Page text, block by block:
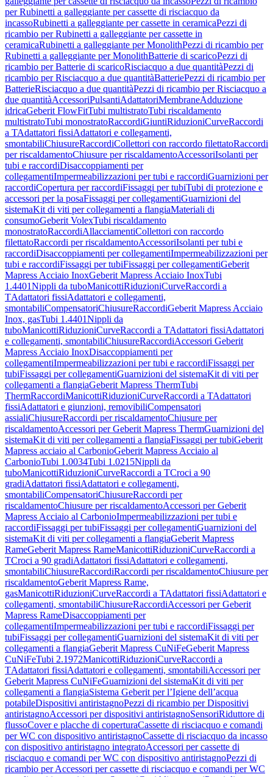
per Rubinetti a galleggiante per cassette di risciacquo da
incassoRubinetti a galleggiante per cassette in ceramicaPezzi di
ricambio per Rubinetti a galleggiante per cassette in
ceramicaRubinetti a galleggiante per MonolithPezzi di ricambio per
Rubinetti a galleggiante per MonolithBatterie di scaricoPezzi di
ricambio per Batterie di scaricoRisciacquo a due quantitàPezzi di
ricambio per Risciacquo a due quantitàBatteriePezzi di ricambio per
BatterieRisciacquo a due quantitàPezzi di ricambio per Risciacquo a
due quantitàAccessoriPulsantiAdattatoriMembraneAdduzione
idricaGeberit FlowFitTubi multistratoTubi riscaldamento
multistratoTubi monostratoRaccordiGiuntiRiduzioniCurveRaccordi
a TAdattatori fissiAdattatori e collegamenti,
smontabiliChiusureRaccordiCollettori con raccordo filettatoRaccordi
per riscaldamentoChiusure per riscaldamentoAccessoriIsolanti per
tubi e raccordiDisaccoppiamenti per
collegamentiImpermeabilizzazioni per tubi e raccordiGuarnizioni per
raccordiCopertura per raccordiFissaggi per tubiTubi di protezione e
accessori per la posaFissaggi per collegamentiGuarnizioni del
sistemaKit di viti per collegamenti a flangiaMateriali di
consumoGeberit VolexTubi riscaldamento
monostratoRaccordiAllacciamentiCollettori con raccordo
filettatoRaccordi per riscaldamentoAccessoriIsolanti per tubi e
raccordiDisaccoppiamenti per collegamentiImpermeabilizzazioni per
tubi e raccordiFissaggi per tubiFissaggi per collegamentiGeberit
Mapress Acciaio InoxGeberit Mapress Acciaio InoxTubi
1.4401Nippli da tuboManicottiRiduzioniCurveRaccordi a
TAdattatori fissiAdattatori e collegamenti,
smontabiliCompensatoriChiusureRaccordiGeberit Mapress Acciaio
Inox, gasTubi 1.4401Nippli da
tuboManicottiRiduzioniCurveRaccordi a TAdattatori fissiAdattatori
e collegamenti, smontabiliChiusureRaccordiAccessori Geberit
Mapress Acciaio InoxDisaccoppiamenti per
collegamentiImpermeabilizzazioni per tubi e raccordiFissaggi per
tubiFissaggi per collegamentiGuarnizioni del sistemaKit di viti per
collegamenti a flangiaGeberit Mapress ThermTubi
ThermRaccordiManicottiRiduzioniCurveRaccordi a TAdattatori
fissiAdattatori e giunzioni, removibiliCompensatori
assialiChiusureRaccordi per riscaldamentoChiusure per
riscaldamentoAccessori per Geberit Mapress ThermGuarnizioni del
sistemaKit di viti per collegamenti a flangiaFissaggi per tubiGeberit
Mapress acciaio al CarbonioGeberit Mapress Acciaio al
CarbonioTubi 1.0034Tubi 1.0215Nippli da
tuboManicottiRiduzioniCurveRaccordi a TCroci a 90
gradiAdattatori fissiAdattatori e collegamenti,
smontabiliCompensatoriChiusureRaccordi per
riscaldamentoChiusure per riscaldamentoAccessori per Geberit
Mapress Acciaio al CarbonioImpermeabilizzazioni per tubi e
raccordiFissaggi per tubiFissaggi per collegamentiGuarnizioni del
sistemaKit di viti per collegamenti a flangiaGeberit Mapress
RameGeberit Mapress RameManicottiRiduzioniCurveRaccordi a
TCroci a 90 gradiAdattatori fissiAdattatori e collegamenti,
smontabiliChiusureRaccordiRaccordi per riscaldamentoChiusure per
riscaldamentoGeberit Mapress Rame,
gasManicottiRiduzioniCurveRaccordi a TAdattatori fissiAdattatori e
collegamenti, smontabiliChiusureRaccordiAccessori per Geberit
Mapress RameDisaccoppiamenti per
collegamentiImpermeabilizzazioni per tubi e raccordiFissaggi per
tubiFissaggi per collegamentiGuarnizioni del sistemaKit di viti per
collegamenti a flangiaGeberit Mapress CuNiFeGeberit Mapress
CuNiFeTubi 2.1972ManicottiRiduzioniCurveRaccordi a
TAdattatori fissiAdattatori e collegamenti, smontabiliAccessori per
Geberit Mapress CuNiFeGuarnizioni del sistemaKit di viti per
collegamenti a flangiaSistema Geberit per l’Igiene dell’acqua
potabileDispositivi antiristagnoPezzi di ricambio per Dispositivi
antiristagnoAccessori per dispositivi antiristagnoSensoriRiduttore di
flussoCover e placche di coperturaCassette di risciacquo e comandi
per WC con dispositivo antiristagnoCassette di risciacquo da incasso
con dispositivo antiristagno integratoAccessori per cassette di
risciacquo e comandi per WC con dispositivo antiristagnoPezzi di
ricambio per Accessori per cassette di risciacquo e comandi per WC